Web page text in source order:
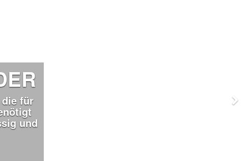
die für
und